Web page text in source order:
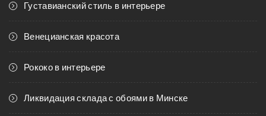
Густавианский стиль в интерьере
Венецианская красота
Рококо в интерьере
Ликвидация склада с обоями в Минске